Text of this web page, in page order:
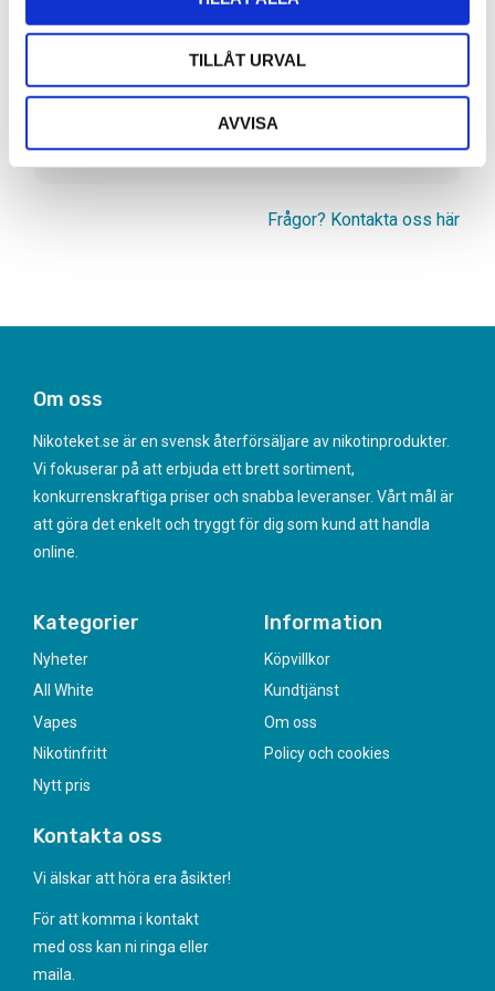
TILLÅT URVAL
AVVISA
Typ/Produkt
Podsystem
Jordgubb, Vattenmelon
Nikotinhalt
14mg
Frågor? Kontakta oss här
Om oss
Nikoteket.se är en svensk återförsäljare av nikotinprodukter.
Vi fokuserar på att erbjuda ett brett sortiment,
konkurrenskraftiga priser och snabba leveranser. Vårt mål är
att göra det enkelt och tryggt för dig som kund att handla
online.
Kategorier
Nyheter
All White
Vapes
Nikotinfritt
Nytt pris
Information
Köpvillkor
Kundtjänst
Om oss
Policy och cookies
Kontakta oss
Vi älskar att höra era åsikter!
För att komma i kontakt
med oss kan ni ringa eller
maila.